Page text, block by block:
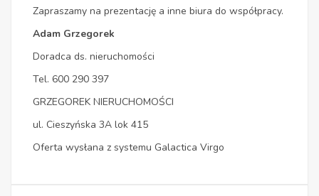
Zapraszamy na prezentację a inne biura do współpracy.
Adam Grzegorek
Doradca ds. nieruchomości
Tel. 600 290 397
GRZEGOREK NIERUCHOMOŚCI
ul. Cieszyńska 3A lok 415
Oferta wysłana z systemu Galactica Virgo